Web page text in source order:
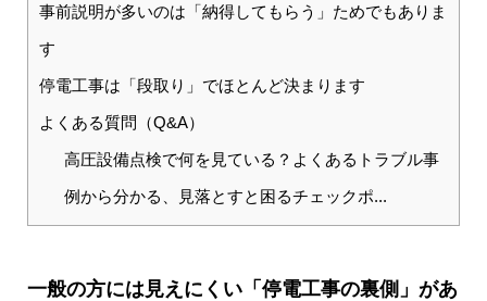
事前説明が多いのは「納得してもらう」ためでもありま
す
停電工事は「段取り」でほとんど決まります
よくある質問（Q&A）
高圧設備点検で何を見ている？よくあるトラブル事
例から分かる、見落とすと困るチェックポ...
一般の方には見えにくい「停電工事の裏側」があ